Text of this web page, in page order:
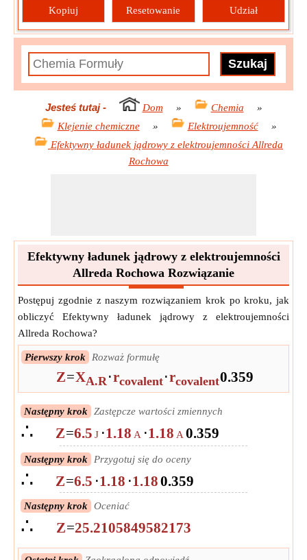
Kopiuj Resetowanie Udział
Jesteś tutaj- Dom » Chemia
»
Klejenie chemiczne
» Elektroujemność
»
Efektywny ładunek jądrowy z elektroujemności Allreda
Rochowa
Efektywny ładunek jądrowy z elektroujemności
Allreda Rochowa Rozwiązanie
Postępuj zgodnie z naszym rozwiązaniem krok po kroku, jak
obliczyć Efektywny ładunek jądrowy z elektroujemności
Allreda Rochowa?
Pierwszy krok Rozważ formułę
Z=XA.R⋅rcovalent⋅rcovalent0.359
Następny krok Zastępcze wartości zmiennych
∴ Z=6.5 J ⋅1.18 A ⋅1.18 A0.359
Następny krok Przygotuj się do oceny
∴ Z=6.5 ⋅1.18 ⋅1.180.359
Następny krok Oceniać
∴ Z=25.2105849582173